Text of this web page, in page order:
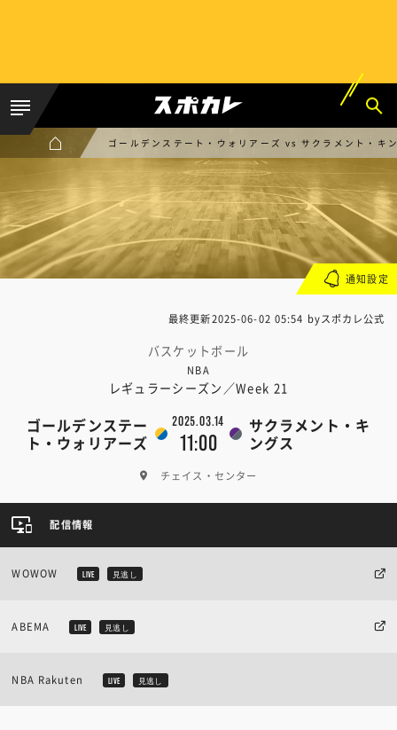
ゴールデンステート・ウォリアーズ vs サクラメント・キ
最終更新2025-06-02 05:54 byスポカレ公式
バスケットボール
NBA
レギュラーシーズン／Week 21
ゴールデンステー
ト・ウォリアーズ
2025.03.14
11:00
サクラメント・キ
ングス
チェイス・センター
通知設定
配信情報
WOWOW LIVE 見逃し
ABEMA LIVE 見逃し
NBA Rakuten LIVE 見逃し